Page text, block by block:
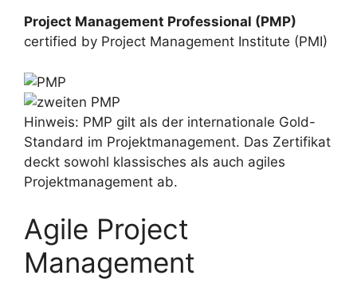
Project Management Professional (PMP)
certified by Project Management Institute (PMI)
Hinweis: PMP gilt als der internationale Gold-
Standard im Projektmanagement. Das Zertifikat
deckt sowohl klassisches als auch agiles
Projektmanagement ab.
Agile Project
Management